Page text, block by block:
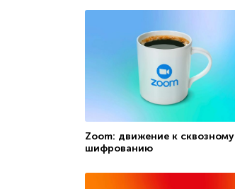
Zoom: движение к сквозному
шифрованию